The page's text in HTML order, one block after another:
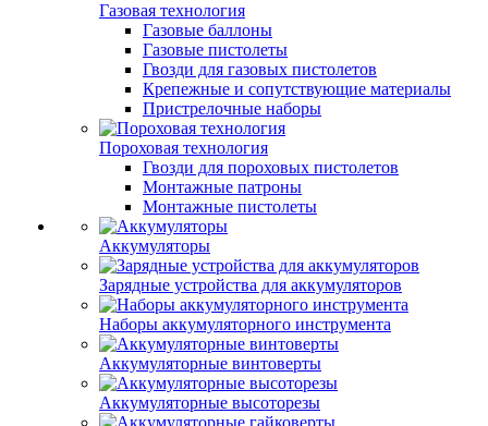
Газовая технология
Газовые баллоны
Газовые пистолеты
Гвозди для газовых пистолетов
Крепежные и сопутствующие материалы
Пристрелочные наборы
Пороховая технология
Гвозди для пороховых пистолетов
Монтажные патроны
Монтажные пистолеты
Аккумуляторы
Зарядные устройства для аккумуляторов
Наборы аккумуляторного инструмента
Аккумуляторные винтоверты
Аккумуляторные высоторезы